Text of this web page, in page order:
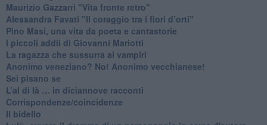
​Maurizio Gazzarri "Vita fronte retro"
​Alessandra Favati "Il coraggio tra i fiori d’orti"
​Pino Masi, una vita da poeta e cantastorie
​I piccoli addii di Giovanni Mariotti
​La ragazza che sussurra ai vampiri
​Anonimo veneziano? No! Anonimo vecchianese!
​Sei pisano se
​L’al di là … in diciannove racconti
Corrispondenze/coincidenze
Il bidello